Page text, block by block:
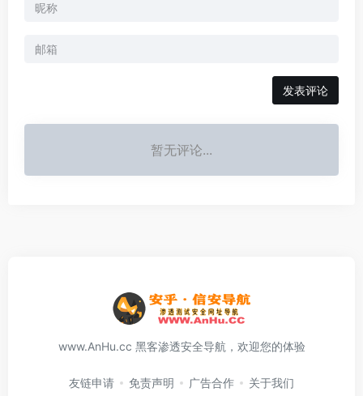
发表评论
暂无评论...
www.AnHu.cc 黑客渗透安全导航，欢迎您的体验
友链申请 免责声明 广告合作 关于我们